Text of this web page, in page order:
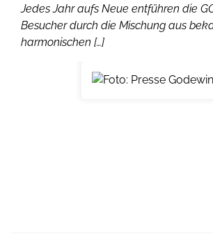
Jedes Jahr aufs Neue entführen die
Besucher durch die Mischung aus
harmonischen […]